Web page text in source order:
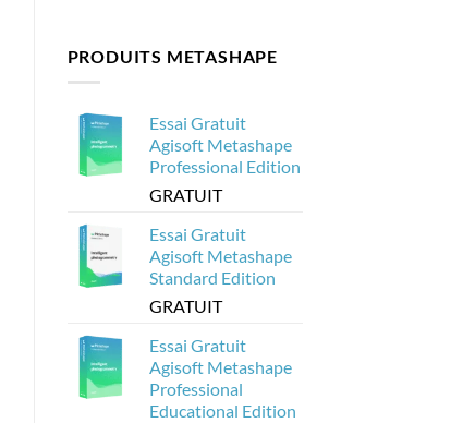
Comment
créer
Web
Metashape
PRODUITS METASHAPE
Essai Gratuit
Agisoft Metashape
Professional Edition
GRATUIT
Essai Gratuit
Agisoft Metashape
Standard Edition
GRATUIT
Essai Gratuit
Agisoft Metashape
Professional
Educational Edition